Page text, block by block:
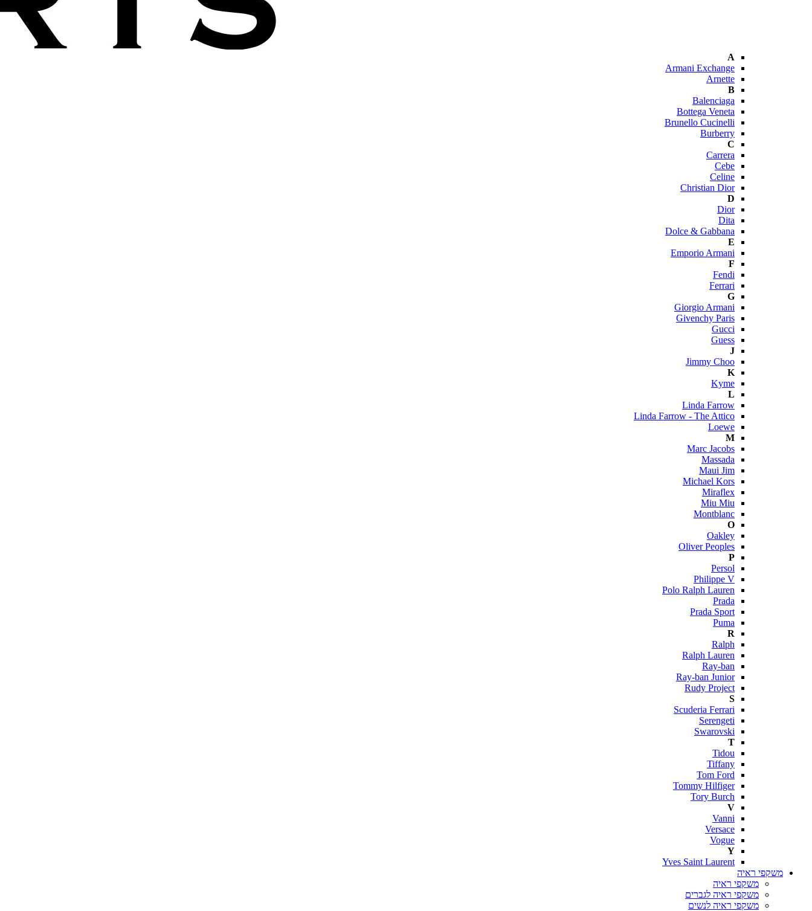
A
Armani Exchange
Arnette
B
Balenciaga
Bottega Veneta
Brunello Cucinelli
Burberry
C
Carrera
Cebe
Celine
Christian Dior
D
Dior
Dita
Dolce & Gabbana
E
Emporio Armani
F
Fendi
Ferrari
G
Giorgio Armani
Givenchy Paris
Gucci
Guess
J
Jimmy Choo
K
Kyme
L
Linda Farrow
Linda Farrow - The Attico
Loewe
M
Marc Jacobs
Massada
Maui Jim
Michael Kors
Miraflex
Miu Miu
Montblanc
O
Oakley
Oliver Peoples
P
Persol
Philippe V
Polo Ralph Lauren
Prada
Prada Sport
Puma
R
Ralph
Ralph Lauren
Ray-ban
Ray-ban Junior
Rudy Project
S
Scuderia Ferrari
Serengeti
Swarovski
T
Tidou
Tiffany
Tom Ford
Tommy Hilfiger
Tory Burch
V
Vanni
Versace
Vogue
Y
Yves Saint Laurent
משקפי ראיה
משקפי ראיה
משקפי ראיה לגברים
משקפי ראיה לנשים